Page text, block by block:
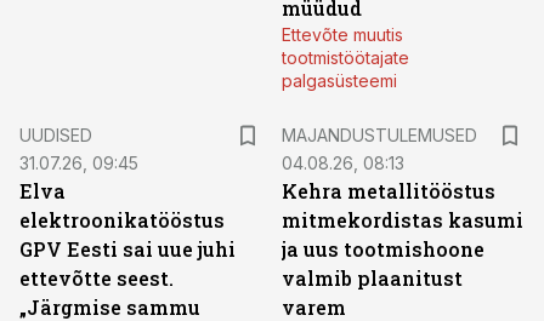
müüdud
Ettevõte muutis
tootmistöötajate
palgasüsteemi
UUDISED
31.07.26, 09:45
Elva
elektroonikatööstus
GPV Eesti sai uue juhi
ettevõtte seest.
„Järgmise sammu
MAJANDUSTULEMUSED
04.08.26, 08:13
Kehra metallitööstus
mitmekordistas kasumi
ja uus tootmishoone
valmib plaanitust
varem